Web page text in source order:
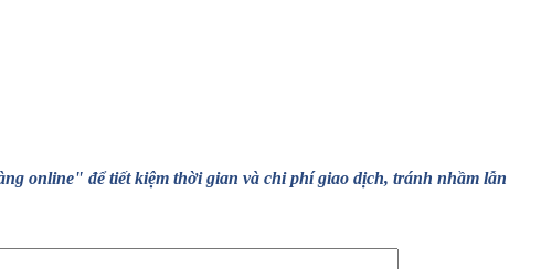
online" để tiết kiệm thời gian và chi phí giao dịch, tránh nhầm lẫn